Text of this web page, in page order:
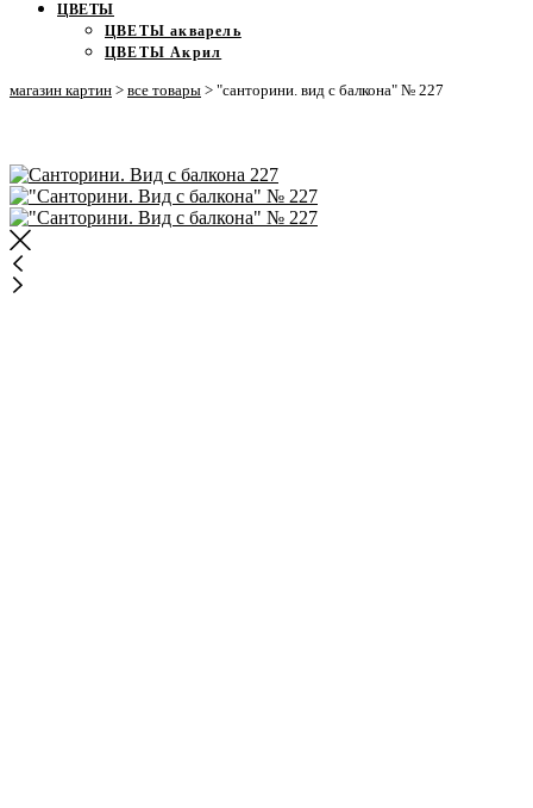
ЦВЕТЫ
ЦВЕТЫ акварель
ЦВЕТЫ Акрил
магазин картин > все товары > "санторини. вид с балкона" № 227